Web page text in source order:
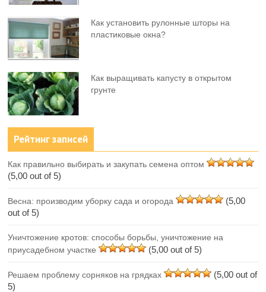
Как установить рулонные шторы на
пластиковые окна?
Как выращивать капусту в открытом
грунте
Рейтинг записей
Как правильно выбирать и закупать семена оптом
(5,00 out of 5)
Весна: производим уборку сада и огорода
(5,00
out of 5)
Уничтожение кротов: способы борьбы, уничтожение на
приусадебном участке
(5,00 out of 5)
Решаем проблему сорняков на грядках
(5,00 out of
5)